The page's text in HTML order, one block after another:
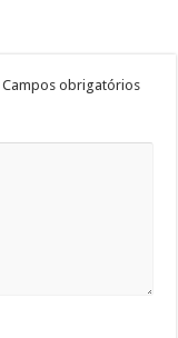
Campos obrigatórios